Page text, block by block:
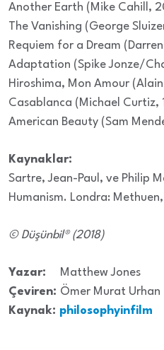
Another Earth (Mike Cahill,
The Vanishing (George
Requiem for a Dream
Adaptation (Spike Jonze/
Hiroshima, Mon Amour
Casablanca (Michael Curtiz,
American Beauty (Sam
Kaynaklar:
Sartre, Jean-Paul, ve Philip
Humanism. Londra: Methuen,
© Düşünbil® (2018)
Yazar:
Matthew Jones
Çeviren: Ömer Murat Urhan
Kaynak: philosophyinfilm